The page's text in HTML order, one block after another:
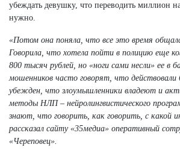
убеждать девушку, что переводить миллион
нужно.
«Потом она поняла, что все это время
Говорила, что хотела пойти в полицию еще
800 тысяч рублей, но «ноги сами несли» ее в
мошенников часто говорят, что действовали
убежден, что злоумышленники владеют и
методы НЛП – нейролингвистического
знают, что говорить, как говорить, с какой
рассказал сайту «35медиа» оперативный
«Череповец».